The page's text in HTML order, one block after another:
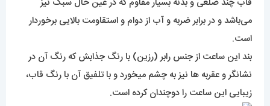
می‌باشد و در برابر ضربه و آب از دوام و استقاومت بالایی برخوردار
است.
بند این ساعت از جنس رابر (رزین) با رنگ جذابش که رنگ آن در
نشانگر و عقربه ها نیز به چشم میخورد و با تلفیق آن با رنگ قاب،
زیبایی این ساعت را دوچندان کرده است.